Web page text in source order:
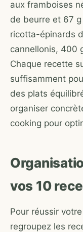
aux framboises
de beurre et 67
ricotta-épinards
cannellonis, 400
Chaque recette
suffisamment
des plats
organiser
cooking pour
vos 10
Pour réussir
regroupez les